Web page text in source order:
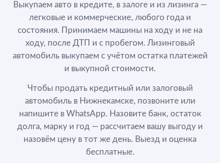
Выкупаем авто в кредите, в залоге и из лизинга —
легковые и коммерческие, любого года и
состояния. Принимаем машины на ходу и не на
ходу, после ДТП и с пробегом. Лизинговый
автомобиль выкупаем с учётом остатка платежей
и выкупной стоимости.
Чтобы продать кредитный или залоговый
автомобиль в Нижнекамске, позвоните или
напишите в WhatsApp. Назовите банк, остаток
долга, марку и год — рассчитаем вашу выгоду и
назовём цену в тот же день. Выезд и оценка
бесплатные.